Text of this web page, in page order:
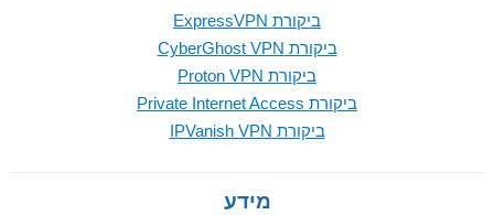
ביקורת ExpressVPN
ביקורת CyberGhost VPN
ביקורת Proton VPN
ביקורת Private Internet Access
ביקורת IPVanish VPN
מידע